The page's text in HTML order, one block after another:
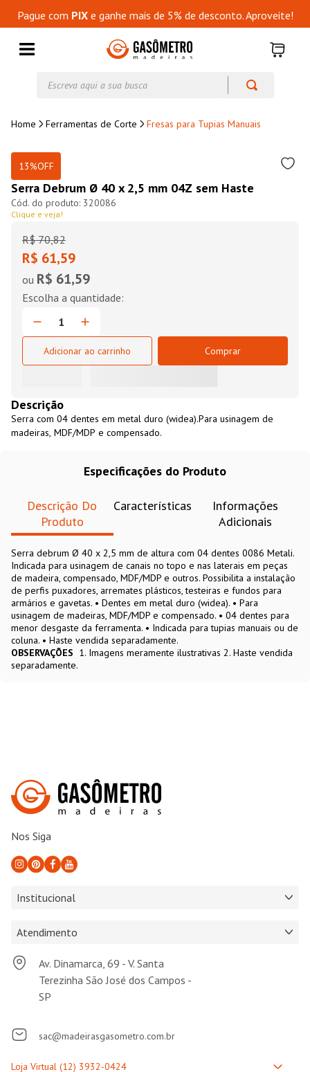
Pague com PIXe ganhe mais de 5% de desconto. Aproveite!
Ferramentas de Corte Fresas para Tupias Manuais
13%OFF
Serra Debrum Ø 40 x 2,5 mm 04Z sem Haste
320086
Clique e veja!
R$ 70,82
R$ 61,59
ou R$ 61,59
Adicionar ao carrinho Comprar
Descrição
Serra com 04 dentes em metal duro (widea).Para usinagem de
madeiras, MDF/MDP e compensado.
Especificações do Produto
Descrição Do
Produto
Características
Informações
Adicionais
Serra debrum Ø 40 x 2,5 mm de altura com 04 dentes 0086 Metali.
Indicada para usinagem de canais no topo e nas laterais em peças
de madeira, compensado, MDF/MDP e outros. Possibilita a instalação
de perfis puxadores, arremates plásticos, testeiras e fundos para
armários e gavetas. • Dentes em metal duro (widea). • Para
usinagem de madeiras, MDF/MDP e compensado. • 04 dentes para
menor desgaste da ferramenta. • Indicada para tupias manuais ou de
coluna. • Haste vendida separadamente.
OBSERVAÇÕES 1. Imagens meramente ilustrativas 2. Haste vendida
separadamente.
Nos Siga
Institucional
Atendimento
Av. Dinamarca, 69 - V. Santa
Terezinha São José dos Campos -
SP
sac@madeirasgasometro.com.br